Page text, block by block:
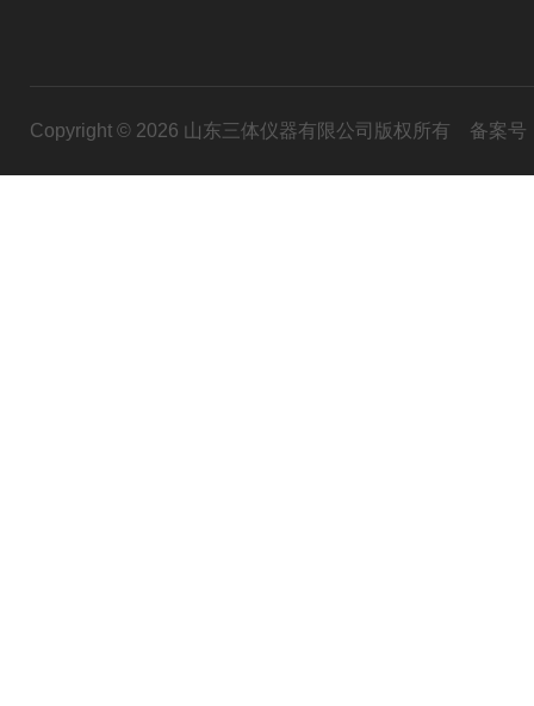
Copyright © 2026 山东三体仪器有限公司版权所有 备案号